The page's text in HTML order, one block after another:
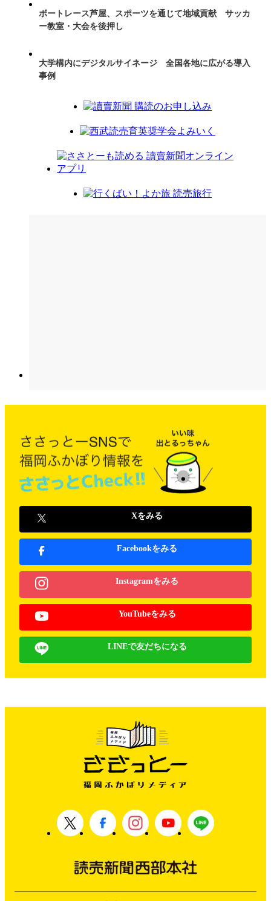
ボートレース芦屋、スポーツを通じて地域貢献 サッカ
ー教室・大会を後押し
大学構内にデジタルサイネージ 全国各地に広がる導入
事例
Xをみる
Facebookをみる
Instagramをみる
YouTubeをみる
LINEで友だちになる